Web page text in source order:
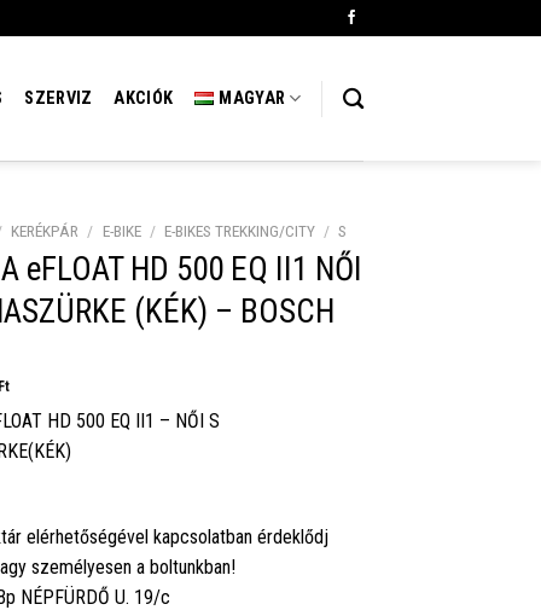
SZERVIZ AKCIÓK MAGYAR
KERÉKPÁR / E-BIKE / E-BIKES TREKKING/CITY / S
eFLOAT HD 500 EQ II1 NŐI
(KÉK) – BOSCH
HD 500 EQ II1 – NŐI S
elérhetőségével kapcsolatban érdeklődj
személyesen a boltunkban!
NÉPFÜRDŐ U. 19/c